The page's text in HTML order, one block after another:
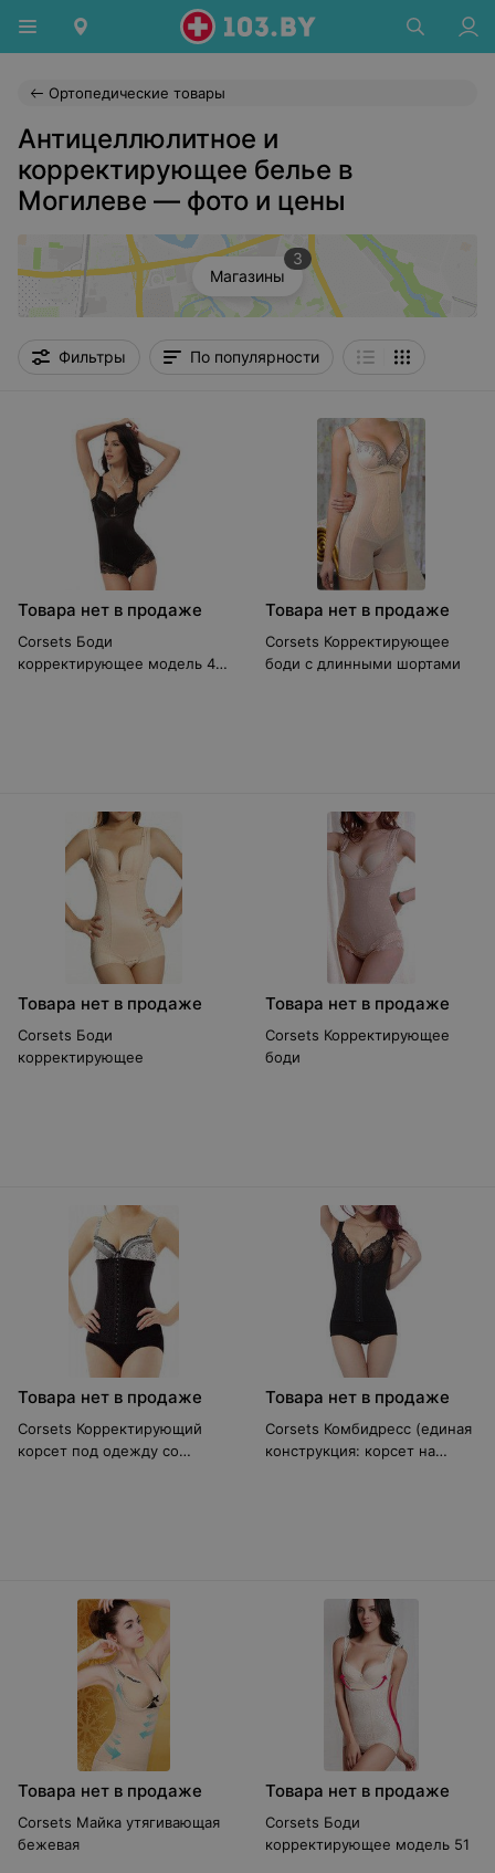
Ортопедические товары
Антицеллюлитное и
корректирующее белье в
Могилеве — фото и цены
Магазины
3
Фильтры По популярности
Товара нет в продаже
Corsets Боди
корректирующее модель 41-
Товара нет в продаже
Corsets Корректирующее
боди с длинными шортами
Товара нет в продаже
Corsets Боди
корректирующее
Товара нет в продаже
Corsets Корректирующее
боди
Товара нет в продаже
Corsets Корректирующий
корсет под одежду со
Товара нет в продаже
Corsets Комбидресс (единая
конструкция: корсет на
Товара нет в продаже
Corsets Майка утягивающая
бежевая
Товара нет в продаже
Corsets Боди
корректирующее модель 51